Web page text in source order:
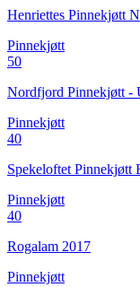
Henriettes Pinnekjøtt
Pinnekjøtt
50
Nordfjord Pinnekjøtt -
Pinnekjøtt
40
Spekeloftet Pinnekjøtt
Pinnekjøtt
40
Rogalam 2017
Pinnekjøtt